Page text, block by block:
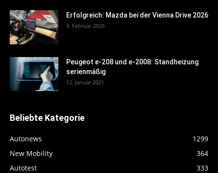
Erfolgreich: Mazda bei der Vienna Drive 2026
9. Februar 2026
Peugeot e-208 und e-2008: Standheizung
serienmäßig
12. Januar 2021
Beliebte Kategorie
Autonews
1299
New Mobility
364
Autotest
333